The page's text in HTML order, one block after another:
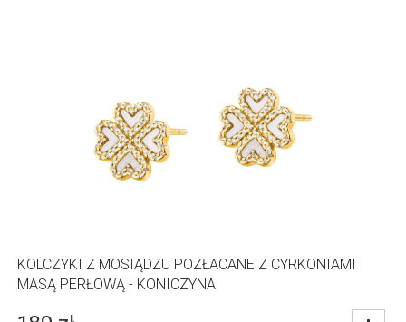
KOLCZYKI Z MOSIĄDZU POZŁACANE Z CYRKONIAMI I
MASĄ PERŁOWĄ - KONICZYNA